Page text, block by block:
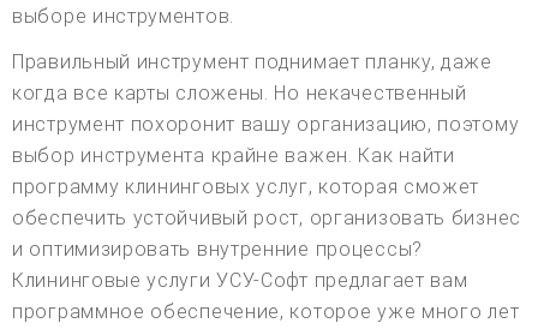
выборе инструментов.
Правильный инструмент поднимает планку, даже
когда все карты сложены. Но некачественный
инструмент похоронит вашу организацию, поэтому
выбор инструмента крайне важен. Как найти
программу клининговых услуг, которая сможет
обеспечить устойчивый рост, организовать бизнес
и оптимизировать внутренние процессы?
Клининговые услуги УСУ-Софт предлагает вам
программное обеспечение, которое уже много лет